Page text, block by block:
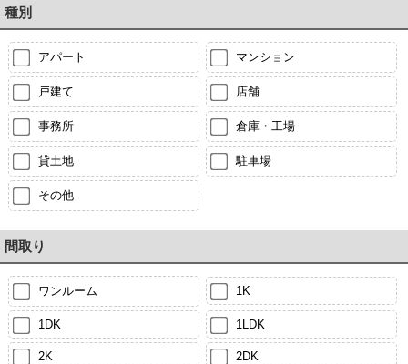
種別
アパート マンション
戸建て 店舗
事務所 倉庫・工場
貸土地 駐車場
その他
間取り
ワンルーム 1K
1DK 1LDK
2K 2DK